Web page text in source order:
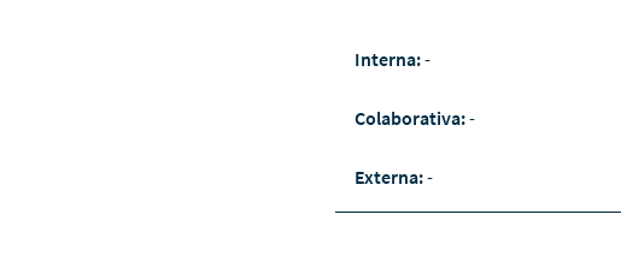
Interna:-
Colaborativa:-
Externa:-